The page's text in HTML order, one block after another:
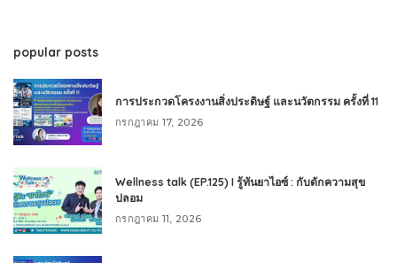
popular posts
การประกวดโครงงานสิ่งประดิษฐ์ และนวัตกรรม ครั้งที่ 11
กรกฎาคม 17, 2026
Wellness talk (EP.125) I รู้ทันยาไอซ์ : กับดักความสุข
ปลอม
กรกฎาคม 11, 2026